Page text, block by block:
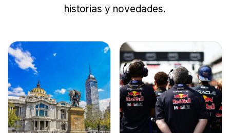
historias y novedades.